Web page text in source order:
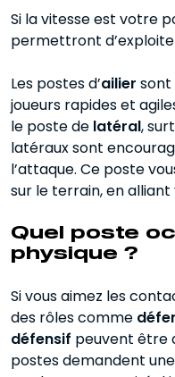
Si la vitesse est votre
permettront
Les postes d’ailier sont
joueurs rapides et
le poste de latéral,
latéraux sont
l’attaque. Ce poste
sur le terrain, en
Quel poste
physique ?
Si vous aimez les
des rôles comme
défensif peuvent être
postes demandent